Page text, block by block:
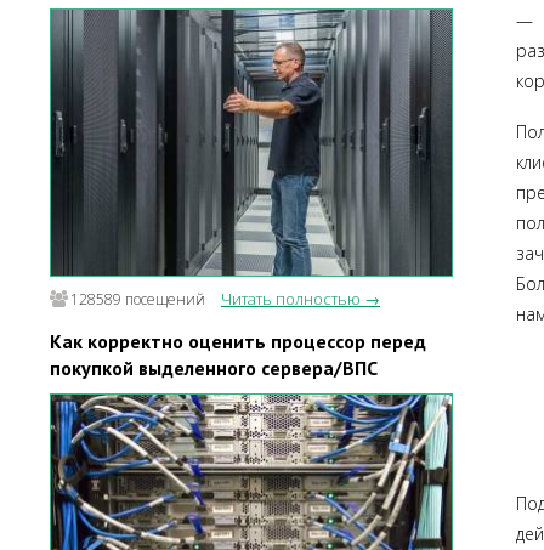
128589 посещений Читать полностью →
Как корректно оценить процессор перед
покупкой выделенного сервера/ВПС
—